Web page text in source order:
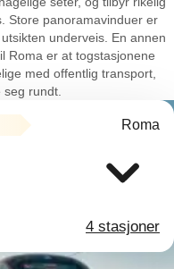
Store panoramavinduer er
underveis. En annen
Roma er at togstasjonene
med offentlig transport,
rundt.
Roma
4 stasjoner